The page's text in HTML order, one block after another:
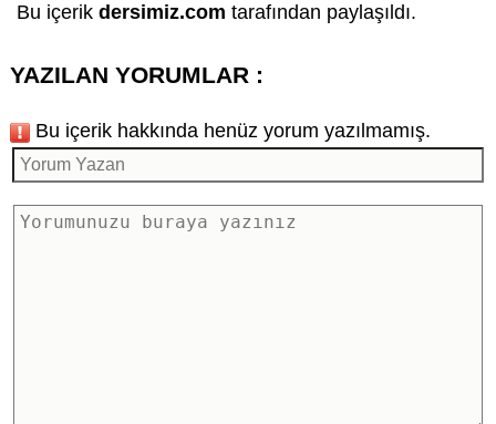
Bu içerik dersimiz.com tarafından paylaşıldı.
YAZILAN YORUMLAR :
Bu içerik hakkında henüz yorum yazılmamış.